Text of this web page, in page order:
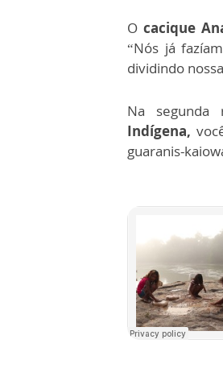
Ocacique
“Nós já
dividindo
Na segunda
Indígena,
guaranis-